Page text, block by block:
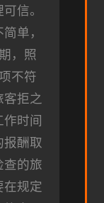
信。
单，
，照
不符
拒之
时间
报酬取
查的旅
在规定